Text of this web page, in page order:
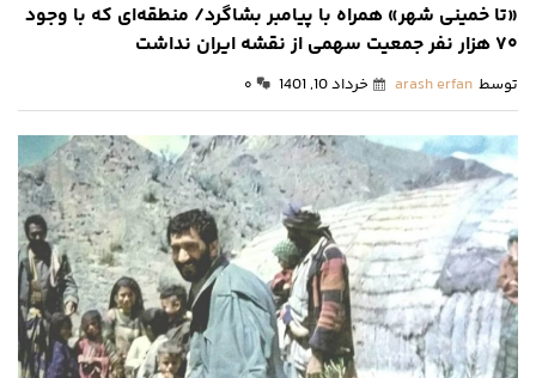
«تا خمینی شهر» همراه با پیامبر بشاگرد/ منطقه‌ای که با وجود
۷۰ هزار نفر جمعیت سهمی از نقشه ایران نداشت
توسط arash erfan خرداد 10, 1401 ۰